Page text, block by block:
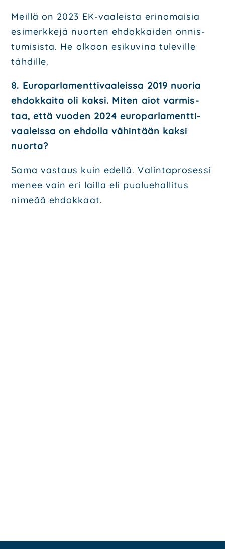
Meil­lä on 2023 EK-vaa­leis­ta erin­omai­sia
esi­merk­ke­jä nuor­ten ehdok­kai­den onnis­
tu­mi­sis­ta. He olkoon esi­ku­vi­na tule­vil­le
täh­dil­le.
8. Euro­par­la­ment­ti­vaa­leis­sa 2019 nuo­ria
ehdok­kai­ta oli kak­si. Miten aiot var­mis­
taa, että vuo­den 2024 euro­par­la­ment­ti­
vaa­leis­sa on ehdol­la vähin­tään kak­si
nuor­ta?
Sama vas­taus kuin edel­lä. Valin­ta­pro­ses­si
menee vain eri lail­la eli puo­lue­hal­li­tus
nime­ää ehdok­kaat.